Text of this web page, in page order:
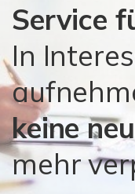
Service
In
keine
mehr